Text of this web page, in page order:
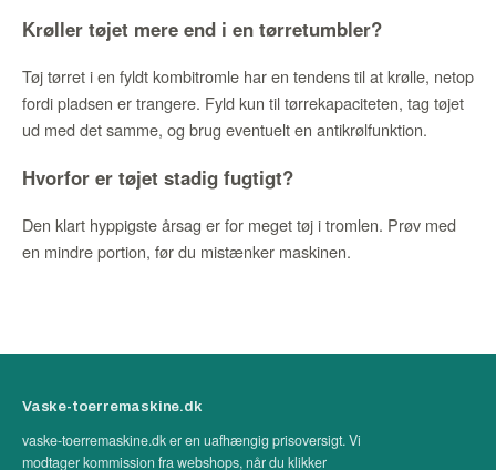
Krøller tøjet mere end i en tørretumbler?
Tøj tørret i en fyldt kombitromle har en tendens til at krølle, netop
fordi pladsen er trangere. Fyld kun til tørrekapaciteten, tag tøjet
ud med det samme, og brug eventuelt en antikrølfunktion.
Hvorfor er tøjet stadig fugtigt?
Den klart hyppigste årsag er for meget tøj i tromlen. Prøv med
en mindre portion, før du mistænker maskinen.
Vaske-toerremaskine.dk
vaske-toerremaskine.dk er en uafhængig prisoversigt. Vi
modtager kommission fra webshops, når du klikker